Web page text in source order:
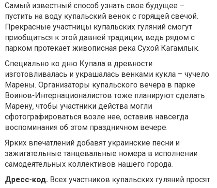
Самый известный способ узнать свое будущее –
пустить на воду купальский венок с горящей свечой.
Прекрасные участницы купальских гуляний смогут
приобщиться к этой давней традиции, ведь рядом с
парком протекает живописная река Сухой Кагамлык.
Специально ко дню Купала в древности
изготовливалась и украшалась венками кукла – чучело
Марены. Организаторы купальского вечера в парке
Воинов-Интернационалистов тоже планируют сделать
Марену, чтобы участники действа могли
сфотографироваться возле нее, оставив навсегда
воспоминания об этом праздничном вечере.
Ярких впечатлений добавят украинские песни и
зажигательные танцевальные номера в исполнении
самодеятельных коллективов нашего города.
Дресс-код. Всех участников купальских гуляний просят